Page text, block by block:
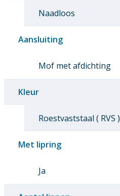
Naadloos
Aansluiting
Mof met afdichting
Kleur
Roestvaststaal ( RVS )
Met lipring
Ja